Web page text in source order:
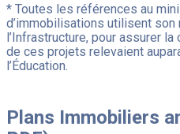
* Toutes les références au
d’immobilisations utilisent
l’Infrastructure, pour assurer
de ces projets relevaient
l’Éducation.
Plans Immobiliers